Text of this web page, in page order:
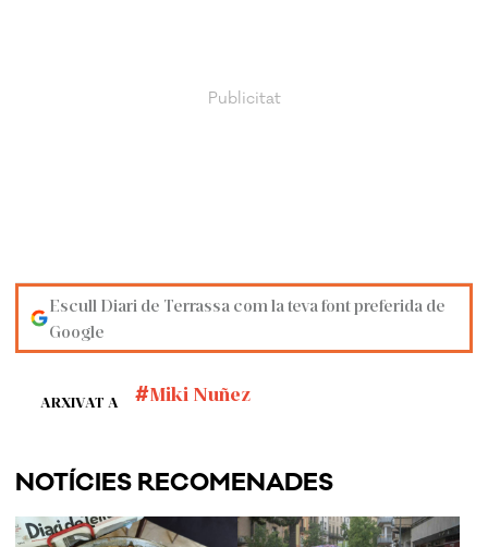
Escull Diari de Terrassa com la teva font preferida de
Google
ARXIVAT A Miki Nuñez
NOTÍCIES RECOMENADES